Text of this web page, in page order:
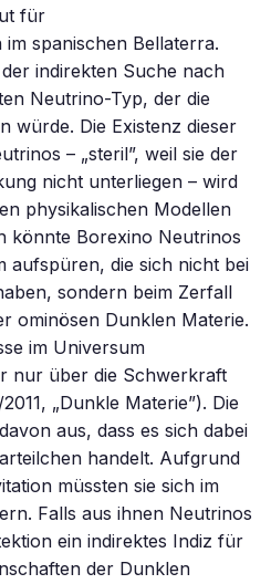
für
spanischen Bellaterra.
indirekten Suche nach
Neutrino-Typ, der die
würde. Die Existenz dieser
– „steril”, weil sie der
nicht unterliegen – wird
physikalischen Modellen
könnte Borexino Neutrinos
aufspüren, die sich nicht bei
sondern beim Zerfall
ominösen Dunklen Materie.
im Universum
nur über die Schwerkraft
„Dunkle Materie”). Die
aus, dass es sich dabei
handelt. Aufgrund
müssten sie sich im
Falls aus ihnen Neutrinos
ein indirektes Indiz für
der Dunklen